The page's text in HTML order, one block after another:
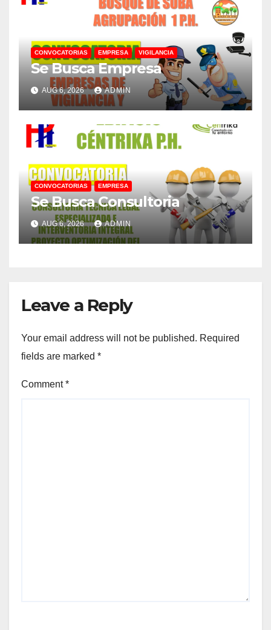
CONVOCATORIAS EMPRESA VIGILANCIA
Se Busca Empresa
AUG 6, 2026 ADMIN
CONVOCATORIAS EMPRESA
Se Busca Consultoria
AUG 6, 2026 ADMIN
Leave a Reply
Your email address will not be published. Required
fields are marked *
Comment*